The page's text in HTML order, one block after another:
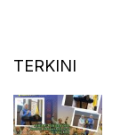
TERKINI